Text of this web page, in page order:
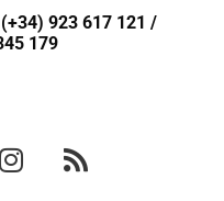
(+34) 923 617 121 /
179